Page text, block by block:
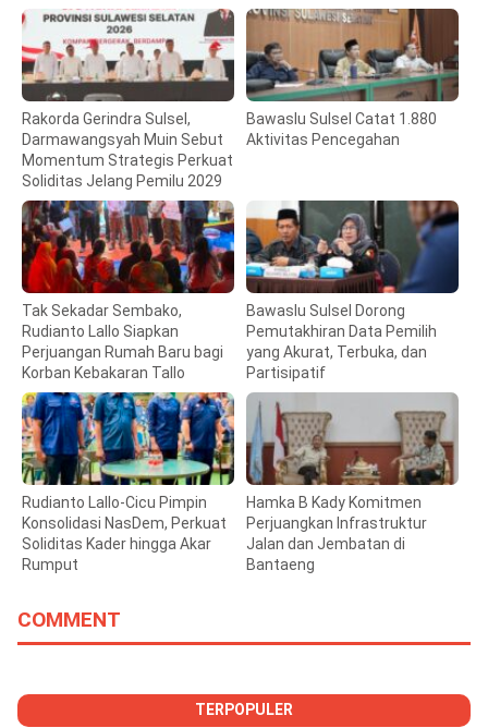
Hidayatullah
Rakorda Gerindra Sulsel,
Darmawangsyah Muin Sebut
Momentum Strategis Perkuat
Soliditas Jelang Pemilu 2029
Bawaslu Sulsel Catat 1.880
Aktivitas Pencegahan
Tak Sekadar Sembako,
Rudianto Lallo Siapkan
Perjuangan Rumah Baru bagi
Korban Kebakaran Tallo
Bawaslu Sulsel Dorong
Pemutakhiran Data Pemilih
yang Akurat, Terbuka, dan
Partisipatif
Rudianto Lallo-Cicu Pimpin
Konsolidasi NasDem, Perkuat
Soliditas Kader hingga Akar
Rumput
Hamka B Kady Komitmen
Perjuangkan Infrastruktur
Jalan dan Jembatan di
Bantaeng
COMMENT
TERPOPULER